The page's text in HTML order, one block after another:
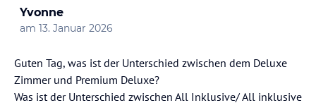
Yvonne
am 13. Januar 2026
Guten Tag, was ist der Unterschied zwischen dem Deluxe
Zimmer und Premium Deluxe?
Was ist der Unterschied zwischen All Inklusive/ All inklusive